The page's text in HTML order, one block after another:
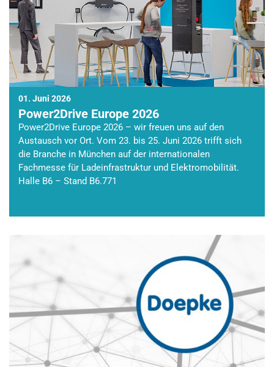
01. Juni 2026
Power2Drive Europe 2026
Power2Drive Europe 2026 – wir freuen uns auf den
Austausch vor Ort. Vom 23. bis 25. Juni 2026 trifft sich
die Branche in München auf der internationalen
Fachmesse für Ladeinfrastruktur und Elektromobilität.
Halle B6 – Stand B6.771